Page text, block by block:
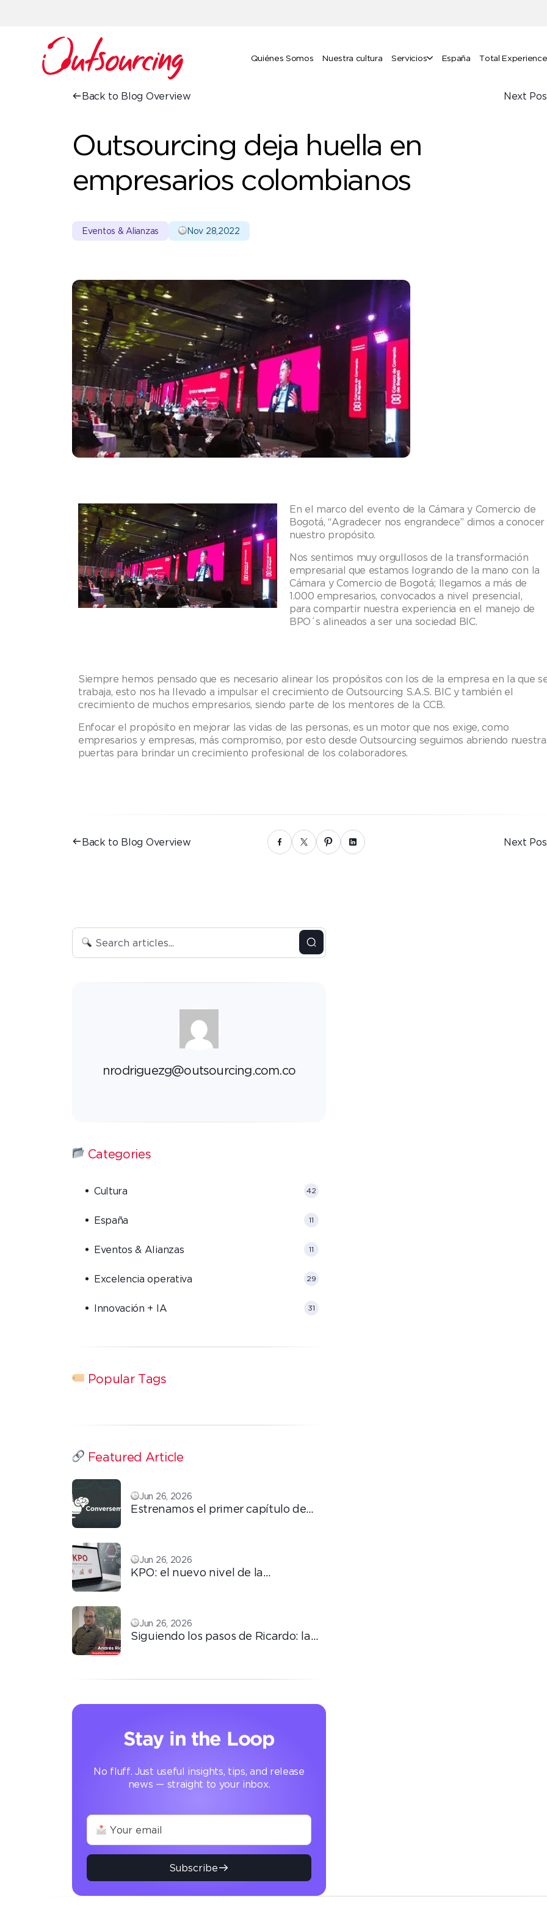
Quiénes Somos Nuestra cultura Servicios España Total Experience
Back to Blog Overview Next
Outsourcing deja huella en
empresarios colombianos
Eventos & Alianzas Nov 28,2022
En el marco del evento de la Cámara y Comercio de
Bogotá, “Agradecer nos engrandece” dimos a conocer
nuestro propósito.​
Nos sentimos muy orgullosos de la transformación
empresarial que estamos logrando de la mano con la
Cámara y Comercio de Bogotá; llegamos a más de
1.000 empresarios, convocados a nivel presencial,
para compartir nuestra experiencia en el manejo de
BPO´s alineados a ser una sociedad BIC.​
Siempre hemos pensado que es necesario alinear los propósitos con los de la empresa en la que
trabaja, esto nos ha llevado a impulsar el crecimiento de Outsourcing S.A.S. BIC y también el
crecimiento de muchos empresarios, siendo parte de los mentores de la CCB.​
Enfocar el propósito en mejorar las vidas de las personas, es un motor que nos exige, como
empresarios y empresas, más compromiso, por esto desde Outsourcing seguimos abriendo
puertas para brindar un crecimiento profesional de los colaboradores.
Back to Blog Overview Next
nrodriguezg@outsourcing.com.co
Categories
Cultura 42
España 11
Eventos & Alianzas 11
Excelencia operativa 29
Innovación + IA 31
Popular Tags
Featured Article
Jun 26, 2026
Estrenamos el primer capítulo de
Jun 26, 2026
KPO: el nuevo nivel de la
Jun 26, 2026
Siguiendo los pasos de Ricardo: la
Stay in the Loop
No fluff. Just useful insights, tips, and release
news — straight to your inbox.
Subscribe